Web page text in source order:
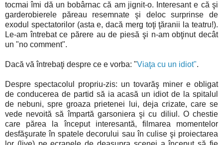
tocmai îmi dă un bobârnac că am jignit-o. Interesant e că şi
garderobierele păreau resemnate şi deloc surprinse de
exodul spectatorilor (asta e, dacă merg toţi ţăranii la teatru!).
Le-am întrebat ce părere au de piesă şi n-am obţinut decât
un "no comment".
Dacă vă întrebaţi despre ce e vorba: "Viaţa cu un idiot".
Despre spectacolul propriu-zis: un tovarăş miner e obligat
de conducerea de partid să ia acasă un idiot de la spitalul
de nebuni, spre groaza prietenei lui, deja crizate, care se
vede nevoită să împartă garsoniera şi cu diliul. O chestie
care părea la început interesantă, filmarea momentelor
desfăşurate în spatele decorului sau în culise şi proiectarea